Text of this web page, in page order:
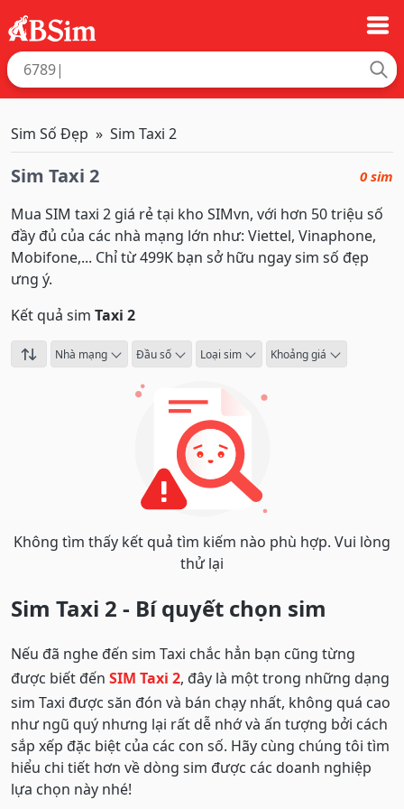
Sim Số Đẹp Sim Taxi 2
Sim Taxi 2 0 sim
Mua SIM taxi 2 giá rẻ tại kho SIMvn, với hơn 50 triệu số
đầy đủ của các nhà mạng lớn như: Viettel, Vinaphone,
Mobifone,... Chỉ từ 499K bạn sở hữu ngay sim số đẹp
ưng ý.
Kết quả sim Taxi 2
Nhà mạng Đầu số Loại sim Khoảng giá
Không tìm thấy kết quả tìm kiếm nào phù hợp. Vui lòng
thử lại
Sim Taxi 2 - Bí quyết chọn sim
Nếu đã nghe đến sim Taxi chắc hẳn bạn cũng từng
được biết đến SIM Taxi 2, đây là một trong những dạng
sim Taxi được săn đón và bán chạy nhất, không quá cao
như ngũ quý nhưng lại rất dễ nhớ và ấn tượng bởi cách
sắp xếp đặc biệt của các con số. Hãy cùng chúng tôi tìm
hiểu chi tiết hơn về dòng sim được các doanh nghiệp
lựa chọn này nhé!